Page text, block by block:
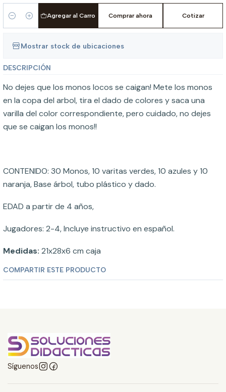
Cantidad
Agregar al Carro Comprar ahora Cotizar
Mostrar stock de ubicaciones
DESCRIPCIÓN
No dejes que los monos locos se caigan! Mete los monos
en la copa del arbol, tira el dado de colores y saca una
varilla del color correspondiente, pero cuidado, no dejes
que se caigan los monos!!
CONTENIDO: 30 Monos, 10 varitas verdes, 10 azules y 10
naranja, Base árbol, tubo plástico y dado.
EDAD a partir de 4 años,
Jugadores: 2-4, Incluye instructivo en español.
Medidas: 21x28x6 cm caja
COMPARTIR ESTE PRODUCTO
Síguenos